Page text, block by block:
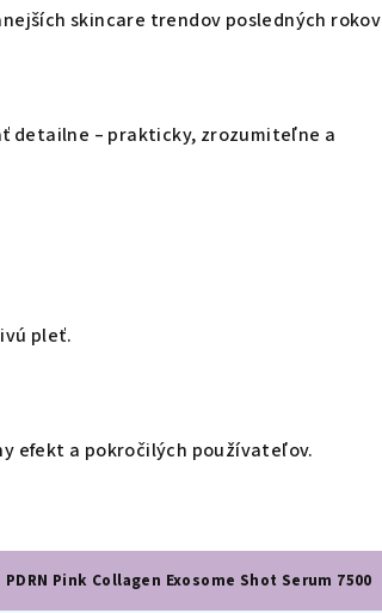
skincare trendov posledných rokov
detailne – prakticky, zrozumiteľne a
pleť.
efekt a pokročilých používateľov.
PDRN Pink Collagen Exosome Shot Serum 7500